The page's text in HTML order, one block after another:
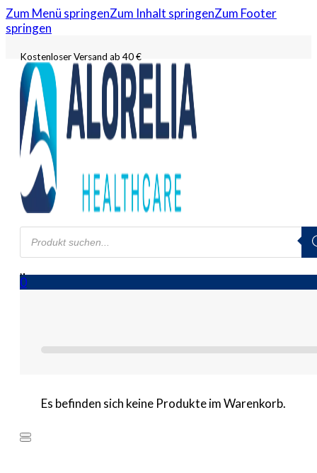
Zum Menü springenZum Inhalt springenZum Footer
springen
Kostenloser Versand ab 40 €
Products
search
0
Es befinden sich keine Produkte im Warenkorb.